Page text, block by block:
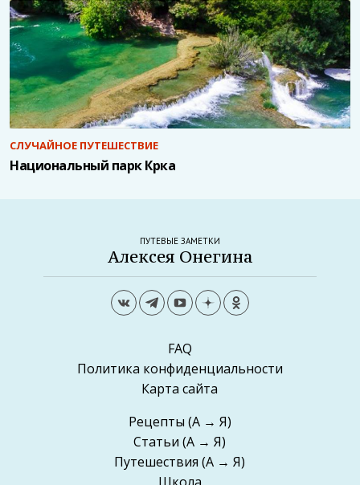
СЛУЧАЙНОЕ ПУТЕШЕСТВИЕ
Национальный парк Крка
ПУТЕВЫЕ ЗАМЕТКИ
Алексея Онегина
FAQ
Политика конфиденциальности
Карта сайта
Рецепты (А → Я)
Статьи (А → Я)
Путешествия (А → Я)